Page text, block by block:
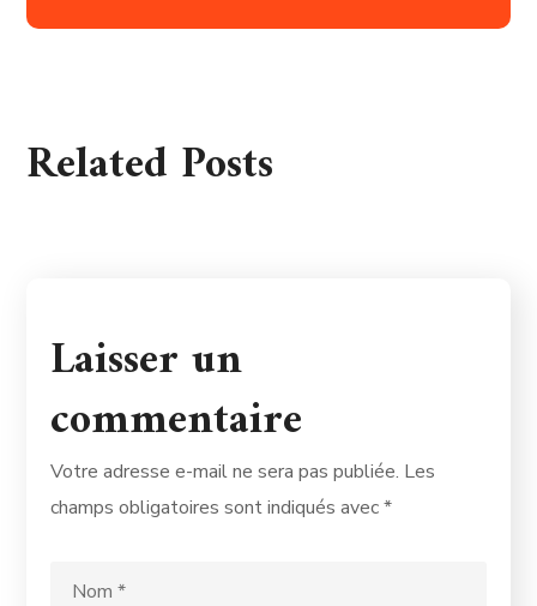
Related Posts
Laisser un
commentaire
Votre adresse e-mail ne sera pas publiée. Les
champs obligatoires sont indiqués avec*